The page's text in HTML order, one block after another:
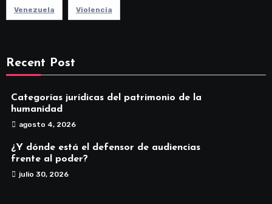
Venezuela Violencia
Recent Post
Categorías jurídicas del patrimonio de la
humanidad
agosto 4, 2026
¿Y dónde está el defensor de audiencias
frente al poder?
julio 30, 2026